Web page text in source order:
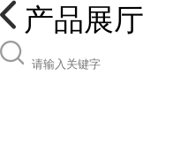
产品展厅